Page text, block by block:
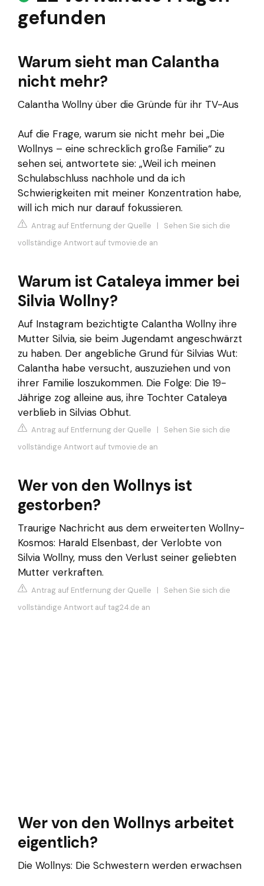
gefunden
Warum sieht man Calantha
nicht mehr?
Calantha Wollny über die Gründe für ihr TV-Aus
Auf die Frage, warum sie nicht mehr bei „Die
Wollnys – eine schrecklich große Familie“ zu
sehen sei, antwortete sie: „Weil ich meinen
Schulabschluss nachhole und da ich
Schwierigkeiten mit meiner Konzentration habe,
will ich mich nur darauf fokussieren.
Antrag auf Entfernung der Quelle | Sehen Sie sich die
vollständige Antwort auf tvmovie.de an
Warum ist Cataleya immer bei
Silvia Wollny?
Auf Instagram bezichtigte Calantha Wollny ihre
Mutter Silvia, sie beim Jugendamt angeschwärzt
zu haben. Der angebliche Grund für Silvias Wut:
Calantha habe versucht, auszuziehen und von
ihrer Familie loszukommen. Die Folge: Die 19-
Jährige zog alleine aus, ihre Tochter Cataleya
verblieb in Silvias Obhut.
Antrag auf Entfernung der Quelle | Sehen Sie sich die
vollständige Antwort auf tvmovie.de an
Wer von den Wollnys ist
gestorben?
Traurige Nachricht aus dem erweiterten Wollny-
Kosmos: Harald Elsenbast, der Verlobte von
Silvia Wollny, muss den Verlust seiner geliebten
Mutter verkraften.
Antrag auf Entfernung der Quelle | Sehen Sie sich die
vollständige Antwort auf tag24.de an
Wer von den Wollnys arbeitet
eigentlich?
Die Wollnys: Die Schwestern werden erwachsen